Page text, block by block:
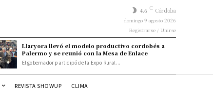
4.6 C Córdoba
domingo 9 agosto 2026
Registrarse / Unirse
Llaryora llevó el modelo productivo cordobés a
Palermo y se reunió con la Mesa de Enlace
El gobernador participó de la Expo Rural...
REVISTA SHOWUP CLIMA